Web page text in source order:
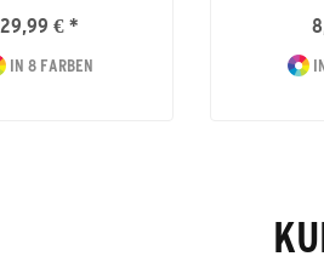
29,99 € *
IN 8 FARBEN